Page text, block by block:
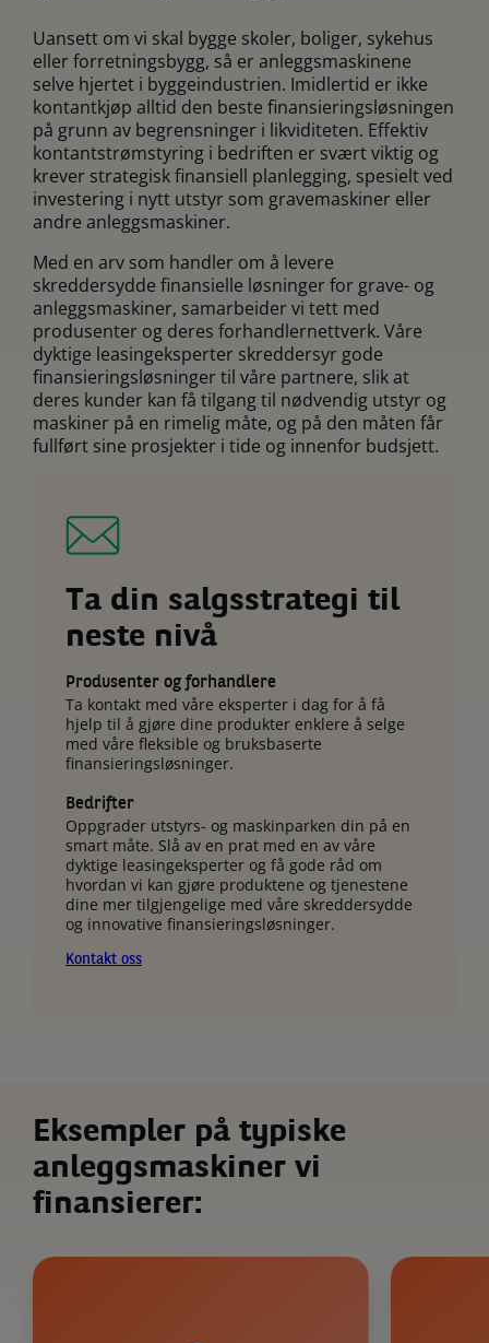
Uansett om vi skal bygge skoler, boliger, sykehus
eller forretningsbygg, så er anleggsmaskinene
selve hjertet i byggeindustrien. Imidlertid er ikke
kontantkjøp alltid den beste finansieringsløsningen
på grunn av begrensninger i likviditeten. Effektiv
kontantstrømstyring i bedriften er svært viktig og
krever strategisk finansiell planlegging, spesielt ved
investering i nytt utstyr som gravemaskiner eller
andre anleggsmaskiner. ​
Med en arv som handler om å levere
skreddersydde finansielle løsninger for grave- og
anleggsmaskiner, samarbeider vi tett med
produsenter og deres forhandlernettverk. Våre
dyktige leasingeksperter skreddersyr gode
finansieringsløsninger til våre partnere, slik at
deres kunder kan få tilgang til nødvendig utstyr og
maskiner på en rimelig måte, og på den måten får
fullført sine prosjekter i tide og innenfor budsjett.
Ta din salgsstrategi til
neste nivå
Produsenter og forhandlere
Ta kontakt med våre eksperter i dag for å få
hjelp til å gjøre dine produkter enklere å selge
med våre fleksible og bruksbaserte
finansieringsløsninger.
Bedrifter
Oppgrader utstyrs- og maskinparken din på en
smart måte. Slå av en prat med en av våre
dyktige leasingeksperter og få gode råd om
hvordan vi kan gjøre produktene og tjenestene
dine mer tilgjengelige med våre skreddersydde
og innovative finansieringsløsninger.
Kontakt oss
Eksempler på typiske
anleggsmaskiner vi
finansierer: